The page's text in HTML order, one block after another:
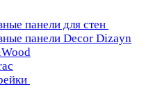
панели для стен
панели Decor Dizayn